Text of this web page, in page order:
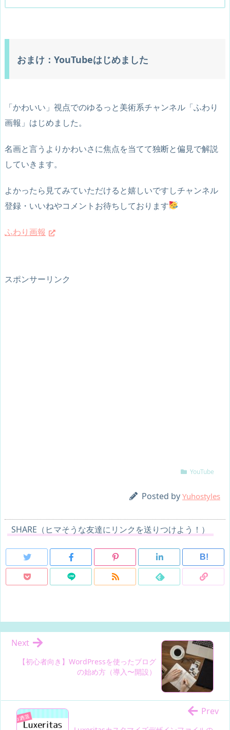
おまけ：YouTubeはじめました
「かわいい」視点でのゆるっと美術系チャンネル「ふわり
画報」はじめました。
名画と言うよりかわいさに焦点を当てて独断と偏見で解説
していきます。
よかったら見てみていただけると嬉しいですしチャンネル
登録・いいねやコメントお待ちしております
ふわり画報
スポンサーリンク
YouTube
Posted by Yuhostyles
SHARE（ヒマそうな友達にリンクを送りつけよう！）
B!
【初心者向き】WordPressを使ったブログ
の始め方（導入〜開設）
Next
Prev